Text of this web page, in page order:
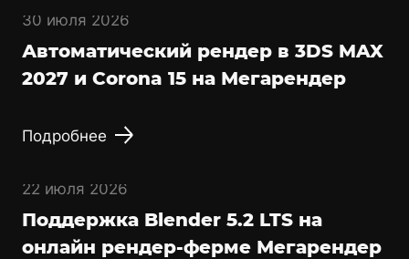
30 июля 2026
Автоматический рендер в 3DS MAX
2027 и Corona 15 на Мегарендер
Подробнее
22 июля 2026
Поддержка Blender 5.2 LTS на
онлайн рендер-ферме Мегарендер